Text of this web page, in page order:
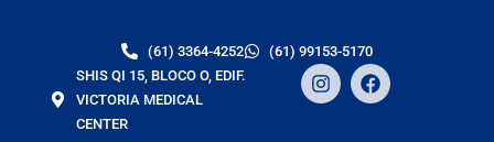
(61) 3364-4252
(61) 99153-5170
SHIS QI 15, BLOCO O, EDIF.
VICTORIA MEDICAL
CENTER
I
n
s
F
a
c